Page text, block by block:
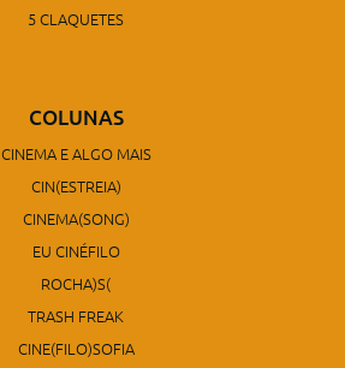
5 CLAQUETES
COLUNAS
CINEMA E ALGO MAIS
CIN(ESTREIA)
CINEMA(SONG)
EU CINÉFILO
ROCHA)S(
TRASH FREAK
CINE(FILO)SOFIA